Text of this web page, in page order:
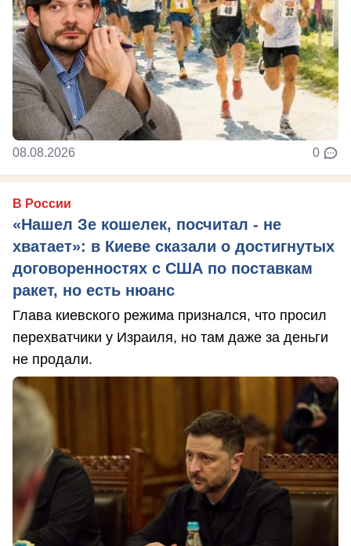
08.08.2026 0
В России
«Нашел Зе кошелек, посчитал - не
хватает»: в Киеве сказали о достигнутых
договоренностях с США по поставкам
ракет, но есть нюанс
Глава киевского режима признался, что просил
перехватчики у Израиля, но там даже за деньги
не продали.